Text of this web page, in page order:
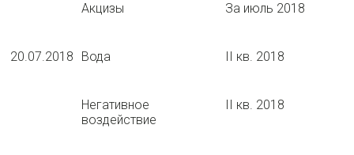
Акцизы За июль 2018
20.07.2018 Вода II кв. 2018
Негативное
воздействие
II кв. 2018